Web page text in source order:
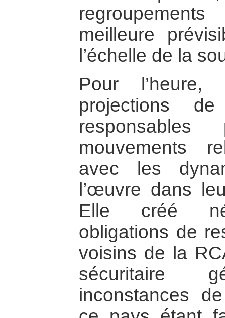
meilleure
l’échelle de la
Pour l’heure,
projections
mouvements
avec les
l’œuvre dans
Elle créé
obligations de
voisins de la
sécuritaire
inconstances